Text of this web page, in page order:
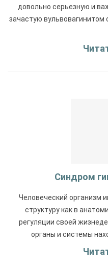
довольно серьезную и
зачастую
Cиндром
Человеческий организм
структуру как в
регуляции своей
органы и системы